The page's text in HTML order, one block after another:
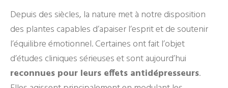
Depuis des siècles, la nature met à notre disposition
des plantes capables d’apaiser l’esprit et de soutenir
l’équilibre émotionnel. Certaines ont fait l’objet
d’études cliniques sérieuses et sont aujourd’hui
reconnues pour leurs effets antidépresseurs.